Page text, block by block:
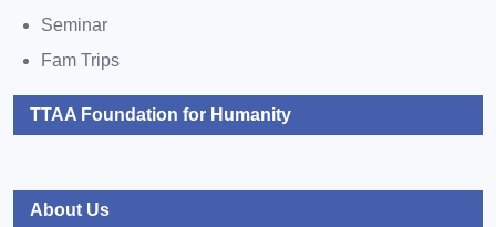
Seminar
Fam Trips
TTAA Foundation for Humanity
About Us